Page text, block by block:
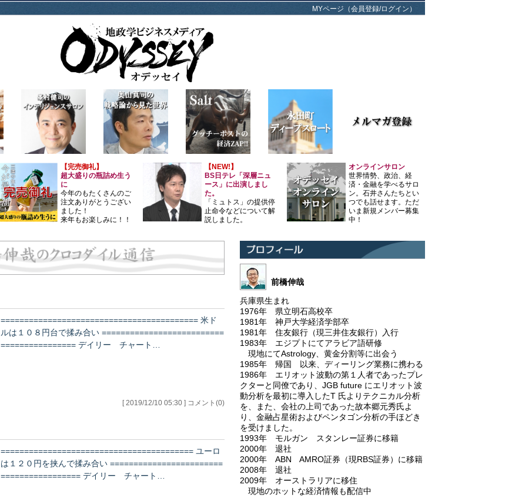
MYページ（会員登録/ログイン）
【完売御礼】
超大盛りの瓶詰め生う
に
今年のもたくさんのご
注文ありがとうござい
ました！
来年もお楽しみに！！
【NEW!】
BS日テレ「深層ニュ
ース」に出演しまし
た。
「ミュトス」の提供停
止命令などについて解
説しました。
オンラインサロン
世界情勢、政治、経
済・金融を学べるサロ
ン。石井さんたちとい
つでも話せます。ただ
いま新規メンバー募集
中！
========================================== 米ド
ルは１０８円台で揉み合い ==========================
================ デイリー チャート…
[ 2019/12/10 05:30 ] コメント(0)
========================================= ユーロ
は１２０円を挟んで揉み合い ========================
================= デイリー チャート…
前橋伸哉
兵庫県生まれ
1976年 県立明石高校卒
1981年 神戸大学経済学部卒
1981年 住友銀行（現三井住友銀行）入行
1983年 エジプトにてアラビア語研修
現地にてAstrology、黄金分割等に出会う
1985年 帰国 以来、ディーリング業務に携わる
1986年 エリオット波動の第１人者であったプレ
クターと同僚であり、JGB future にエリオット波
動分析を最初に導入したT 氏よりテクニカル分析
を、また、会社の上司であった故本郷元秀氏よ
り、金融占星術およびペンタゴン分析の手ほどき
を受けました。
1993年 モルガン スタンレー証券に移籍
2000年 退社
2000年 ABN AMRO証券（現RBS証券）に移籍
2008年 退社
2009年 オーストラリアに移住
現地のホットな経済情報も配信中